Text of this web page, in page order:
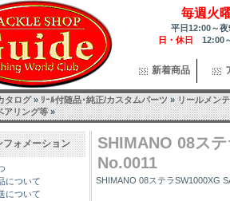
毎週火
平日12:00～
日・休日 12:00
新着商品
タログ»ﾘｰﾙ付随品･純正/カスタムパーツ»リールメン
アリング等»
フォメーション
について
について
SHIMANO 08ス
No.0011
SHIMANO 08ステラSW1000XG